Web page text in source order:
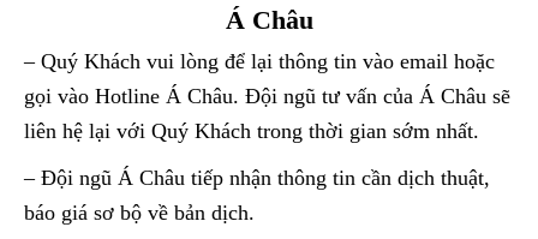
Á Châu
– Quý Khách vui lòng để lại thông tin vào email hoặc
gọi vào Hotline Á Châu. Đội ngũ tư vấn của Á Châu sẽ
liên hệ lại với Quý Khách trong thời gian sớm nhất.
– Đội ngũ Á Châu tiếp nhận thông tin cần dịch thuật,
báo giá sơ bộ về bản dịch.